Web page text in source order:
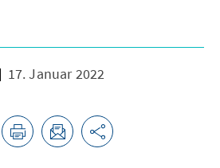
17. Januar 2022